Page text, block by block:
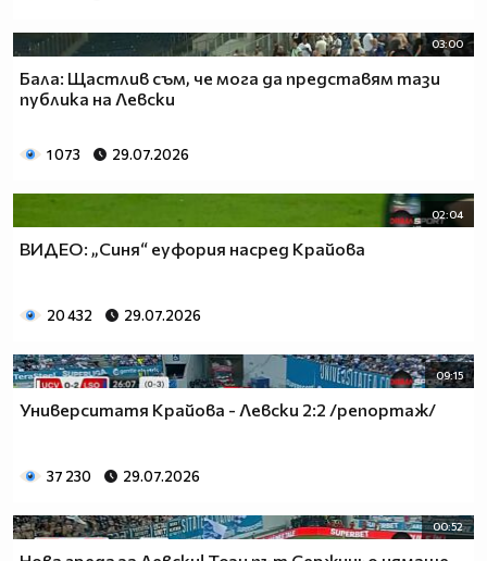
03:00
Бала: Щастлив съм, че мога да представям тази
публика на Левски
1 073 29.07.2026
02:04
ВИДЕО: „Синя“ еуфория насред Крайова
20 432 29.07.2026
09:15
Университатя Крайова - Левски 2:2 /репортаж/
37 230 29.07.2026
00:52